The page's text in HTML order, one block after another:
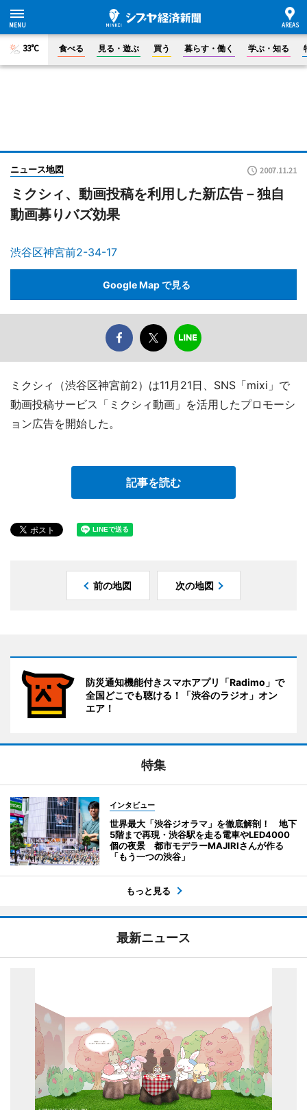
33°C 食べる 見る・遊ぶ 買う 暮らす・働く 学ぶ・知る
ニュース地図 2007.11.21
ミクシィ、動画投稿を利用した新広告－独自
動画募りバズ効果
渋谷区神宮前2-34-17
Google Map で見る
ミクシィ（渋谷区神宮前2）は11月21日、SNS「mixi」で
動画投稿サービス「ミクシィ動画」を活用したプロモーシ
ョン広告を開始した。
記事を読む
前の地図 次の地図
防災通知機能付きスマホアプリ「Radimo」で
全国どこでも聴ける！「渋谷のラジオ」オン
エア！
特集
インタビュー
世界最大「渋谷ジオラマ」を徹底解剖！ 地下
5階まで再現・渋谷駅を走る電車やLED4000
個の夜景 都市モデラーMAJIRIさんが作る
「もう一つの渋谷」
もっと見る
最新ニュース